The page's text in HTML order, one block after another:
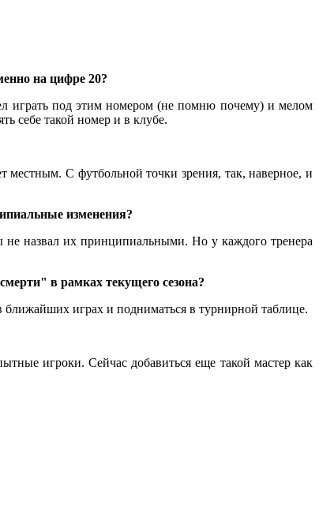
на цифре 20?
играть под этим номером (не помню почему) и мелом
себе такой номер и в клубе.
С футбольной точки зрения, так, наверное, и
изменения?
не назвал их принципиальными. Но у каждого тренера
в рамках текущего сезона?
играх и подниматься в турнирной таблице.
игроки. Сейчас добавиться еще такой мастер как